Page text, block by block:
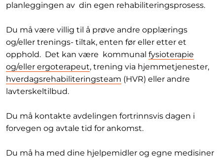
planleggingen av din egen rehabiliteringsprosess.
Du må være villig til å prøve andre opplærings
og/eller trenings- tiltak, enten før eller etter et
opphold. Det kan være kommunal fysioterapie
og/eller ergoterapeut, trening via hjemmetjenester,
hverdagsrehabiliteringsteam (HVR) eller andre
lavterskeltilbud.
Du må kontakte avdelingen fortrinnsvis dagen i
forvegen og avtale tid for ankomst.
Du må ha med dine hjelpemidler og egne medisiner